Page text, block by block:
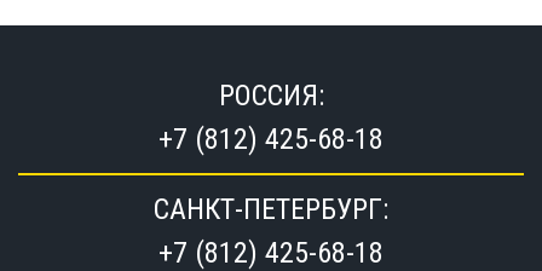
РОССИЯ:
+7 (812) 425-68-18
САНКТ-ПЕТЕРБУРГ:
+7 (812) 425-68-18